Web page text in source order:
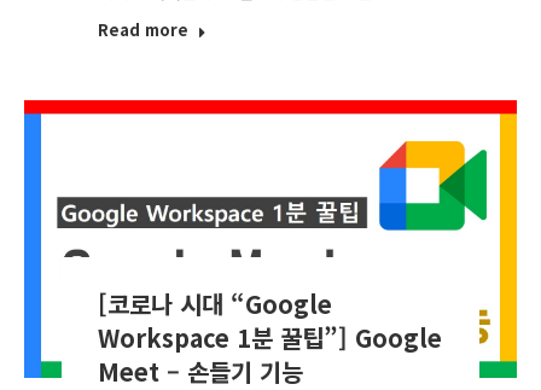
Read more
[코로나 시대 “Google
Workspace 1분 꿀팁”] Google
Meet – 손들기 기능